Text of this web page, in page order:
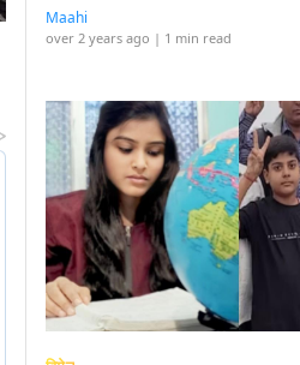
Maahi
over 2 years ago | 1 min read